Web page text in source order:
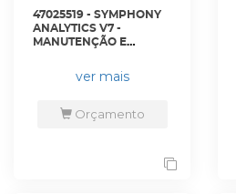
47025519 - SYMPHONY
ANALYTICS V7 -
MANUTENÇÃO E
CARE DE CINCO ANOS -
AIM-SYM7-VA-MS-5Y -
ver mais
Orçamento